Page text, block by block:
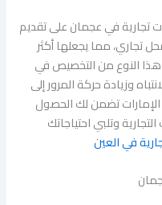
في عجمان على تقديم
تجاري، مما يجعلها أكثر
هذا النوع من التخصيص في
وزيادة حركة المرور إلى
تضمن لك الحصول
وتلبي احتياجاتك
في العين